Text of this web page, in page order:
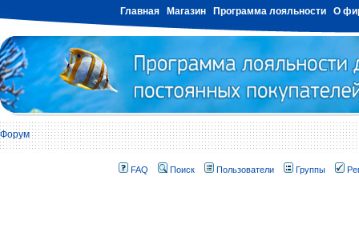
Главная Магазин Программа лояльности О
Форум
FAQ Поиск Пользователи Группы